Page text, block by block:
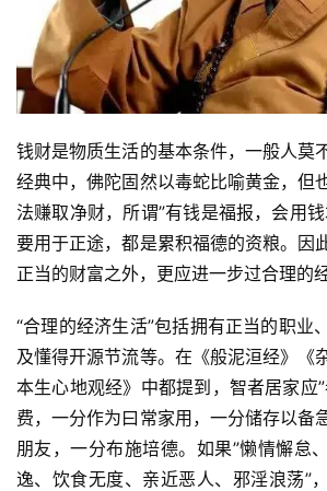
钱财是物质生活的基本条件，一般人莫
经典中，佛陀固然以毒蛇比喻黄金，但
法赚取净财，所谓”有钱是福报，会用
要用于正途，都是累积福德的资粮。因
正当的财富之外，更应进一步过合理的
“合理的经济生活”包括拥有正当的职业
及懂得开源节流等。在《般泥洹经》《
本生心地观经》中都提到，智者居家应
费，一分作为曰常家用，一分储存以备
朋友，一分布施培德。如果”懒情懈怠
逸、饮食无度、亲近恶人、邪淫浪荡”